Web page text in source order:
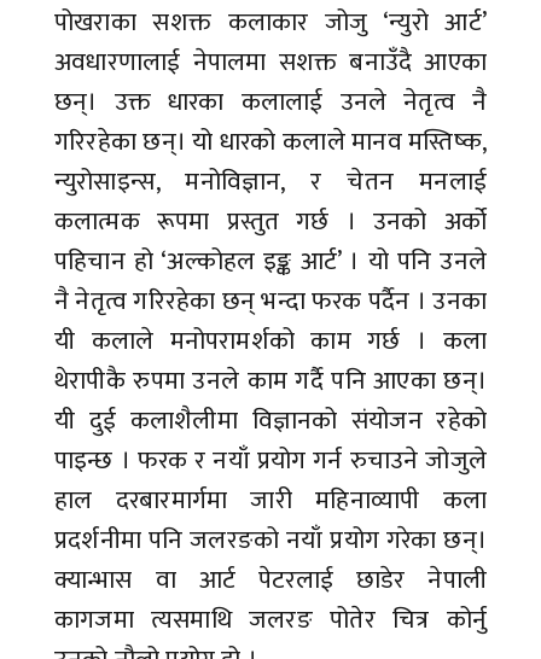
पोखराका सशक्त कलाकार जोजु ‘न्युरो आर्ट’
अवधारणालाई नेपालमा सशक्त बनाउँदै आएका
छन्। उक्त धारका कलालाई उनले नेतृत्व नै
गरिरहेका छन्। यो धारको कलाले मानव मस्तिष्क,
न्युरोसाइन्स, मनोविज्ञान, र चेतन मनलाई
कलात्मक रूपमा प्रस्तुत गर्छ । उनको अर्को
पहिचान हो ‘अल्कोहल इङ्क आर्ट’ । यो पनि उनले
नै नेतृत्व गरिरहेका छन् भन्दा फरक पर्दैन । उनका
यी कलाले मनोपरामर्शको काम गर्छ । कला
थेरापीकै रुपमा उनले काम गर्दै पनि आएका छन्।
यी दुई कलाशैलीमा विज्ञानको संयोजन रहेको
पाइन्छ । फरक र नयाँ प्रयोग गर्न रुचाउने जोजुले
हाल दरबारमार्गमा जारी महिनाव्यापी कला
प्रदर्शनीमा पनि जलरङको नयाँ प्रयोग गरेका छन्।
क्यान्भास वा आर्ट पेटरलाई छाडेर नेपाली
कागजमा त्यसमाथि जलरङ पोतेर चित्र कोर्नु